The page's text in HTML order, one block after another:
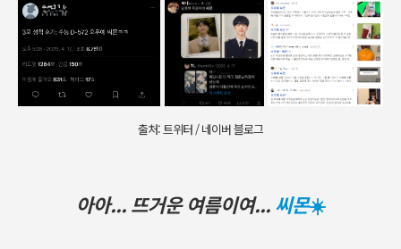
출처: 트위터 / 네이버 블로그
아아... 뜨거운 여름이여...씨몬☀️